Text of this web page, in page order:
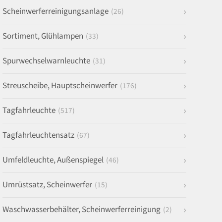
Scheinwerferreinigungsanlage (26)
Sortiment, Glühlampen (33)
Spurwechselwarnleuchte (31)
Streuscheibe, Hauptscheinwerfer (176)
Tagfahrleuchte (517)
Tagfahrleuchtensatz (67)
Umfeldleuchte, Außenspiegel (46)
Umrüstsatz, Scheinwerfer (15)
Waschwasserbehälter, Scheinwerferreinigung (2)